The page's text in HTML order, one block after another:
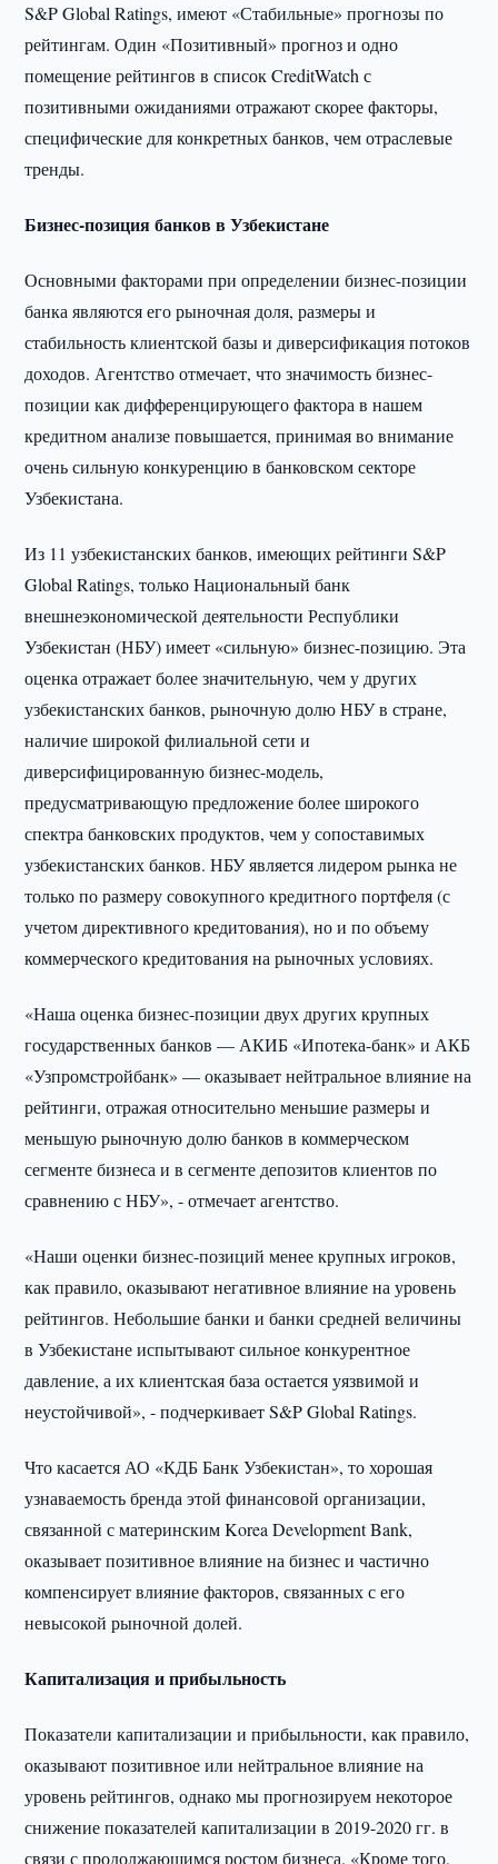
S&P Global Ratings, имеют «Стабильные» прогнозы по
рейтингам. Один «Позитивный» прогноз и одно
помещение рейтингов в список CreditWatch с
позитивными ожиданиями отражают скорее факторы,
специфические для конкретных банков, чем отраслевые
тренды.
Бизнес-позиция банков в Узбекистане
Основными факторами при определении бизнес-позиции
банка являются его рыночная доля, размеры и
стабильность клиентской базы и диверсификация потоков
доходов. Агентство отмечает, что значимость бизнес-
позиции как дифференцирующего фактора в нашем
кредитном анализе повышается, принимая во внимание
очень сильную конкуренцию в банковском секторе
Узбекистана.
Из 11 узбекистанских банков, имеющих рейтинги S&P
Global Ratings, только Национальный банк
внешнеэкономической деятельности Республики
Узбекистан (НБУ) имеет «сильную» бизнес-позицию. Эта
оценка отражает более значительную, чем у других
узбекистанских банков, рыночную долю НБУ в стране,
наличие широкой филиальной сети и
диверсифицированную бизнес-модель,
предусматривающую предложение более широкого
спектра банковских продуктов, чем у сопоставимых
узбекистанских банков. НБУ является лидером рынка не
только по размеру совокупного кредитного портфеля (с
учетом директивного кредитования), но и по объему
коммерческого кредитования на рыночных условиях.
«Наша оценка бизнес-позиции двух других крупных
государственных банков — АКИБ «Ипотека-банк» и АКБ
«Узпромстройбанк» — оказывает нейтральное влияние на
рейтинги, отражая относительно меньшие размеры и
меньшую рыночную долю банков в коммерческом
сегменте бизнеса и в сегменте депозитов клиентов по
сравнению с НБУ», - отмечает агентство.
«Наши оценки бизнес-позиций менее крупных игроков,
как правило, оказывают негативное влияние на уровень
рейтингов. Небольшие банки и банки средней величины
в Узбекистане испытывают сильное конкурентное
давление, а их клиентская база остается уязвимой и
неустойчивой», - подчеркивает S&P Global Ratings.
Что касается АО «КДБ Банк Узбекистан», то хорошая
узнаваемость бренда этой финансовой организации,
связанной с материнским Korea Development Bank,
оказывает позитивное влияние на бизнес и частично
компенсирует влияние факторов, связанных с его
невысокой рыночной долей.
Капитализация и прибыльность
Показатели капитализации и прибыльности, как правило,
оказывают позитивное или нейтральное влияние на
уровень рейтингов, однако мы прогнозируем некоторое
снижение показателей капитализации в 2019-2020 гг. в
связи с продолжающимся ростом бизнеса. «Кроме того,